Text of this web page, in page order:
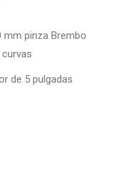
mm pinza Brembo
de 5 pulgadas